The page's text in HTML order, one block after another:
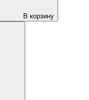
В корзину